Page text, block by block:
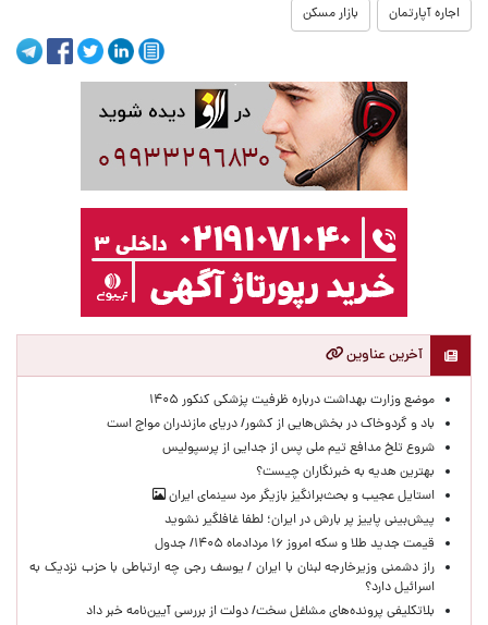
اجاره آپارتمان بازار مسکن
آخرین عناوین
موضع وزارت بهداشت درباره ظرفیت پزشکی کنکور ۱۴۰۵
باد و گردوخاک در بخش‌هایی از کشور/ دریای مازندران مواج است
شروع تلخ مدافع تیم ملی پس از جدایی از پرسپولیس
بهترین هدیه به خبرنگاران چیست؟
استایل عجیب و بحث‌برانگیز بازیگر مرد سینمای ایران
پیش‌بینی پاییز پر بارش در ایران؛ لطفا غافلگیر نشوید
قیمت جدید طلا و سکه امروز ۱۶ مردادماه ۱۴۰۵/ جدول
راز دشمنی وزیرخارجه لبنان با ایران / یوسف رجی چه ارتباطی با حزب نزدیک به
اسرائیل دارد؟
بلاتکلیفی پرونده‌های مشاغل سخت/ دولت از بررسی آیین‌نامه خبر داد